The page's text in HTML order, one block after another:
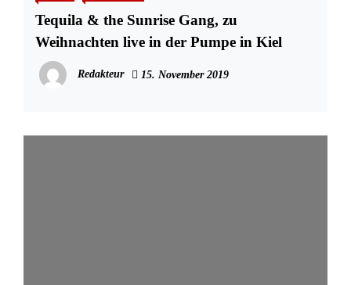
Tequila & the Sunrise Gang, zu
Weihnachten live in der Pumpe in Kiel
Redakteur 15. November 2019